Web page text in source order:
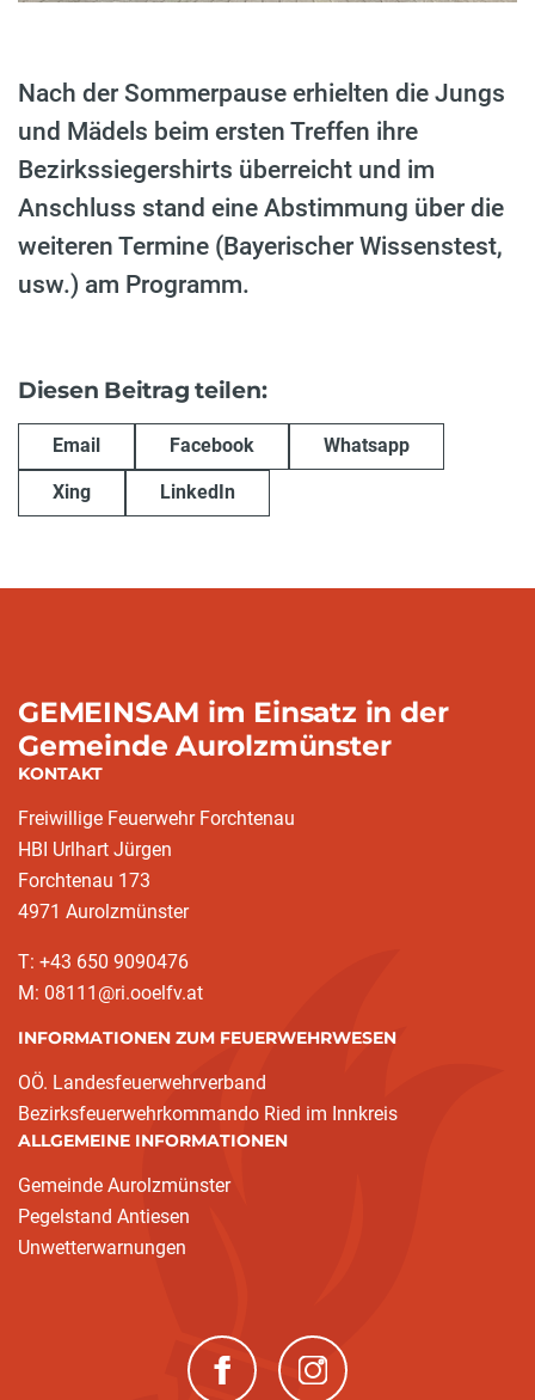
Nach der Sommerpause erhielten die Jungs
und Mädels beim ersten Treffen ihre
Bezirkssiegershirts überreicht und im
Anschluss stand eine Abstimmung über die
weiteren Termine (Bayerischer Wissenstest,
usw.) am Programm.
Diesen Beitrag teilen:
Email Facebook Whatsapp
Xing LinkedIn
GEMEINSAM im Einsatz in der
Gemeinde Aurolzmünster
KONTAKT
Freiwillige Feuerwehr Forchtenau
HBI Urlhart Jürgen
Forchtenau 173
4971 Aurolzmünster
T: +43 650 9090476
M: 08111@ri.ooelfv.at
INFORMATIONEN ZUM FEUERWEHRWESEN
OÖ. Landesfeuerwehrverband
Bezirksfeuerwehrkommando Ried im Innkreis
ALLGEMEINE INFORMATIONEN
Gemeinde Aurolzmünster
Pegelstand Antiesen
Unwetterwarnungen
(neues Fenster)(neues Fenster)